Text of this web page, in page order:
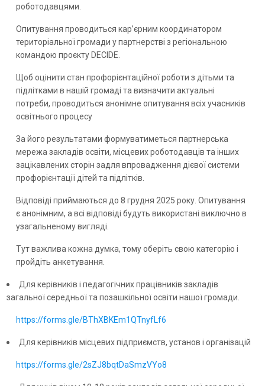
роботодавцями.
Опитування проводиться кар’єрним координатором
територіальної громади у партнерстві з регіональною
командою проєкту DECIDE.
Щоб оцінити стан профорієнтаційної роботи з дітьми та
підлітками в нашій громаді та визначити актуальні
потреби, проводиться анонімне опитування всіх учасників
освітнього процесу
За його результатами формуватиметься партнерська
мережа закладів освіти, місцевих роботодавців та інших
зацікавлених сторін задля впровадження дієвої системи
профорієнтації дітей та підлітків.
Відповіді приймаються до 8 грудня 2025 року. Опитування
є анонімним, а всі відповіді будуть використані виключно в
узагальненому вигляді.
Тут важлива кожна думка, тому оберіть свою категорію і
пройдіть анкетування.
Для керівників і педагогічних працівників закладів
загальної середньої та позашкільної освіти нашої громади.
https://forms.gle/BThXBKEm1QTnyfLf6
Для керівників місцевих підприємств, установ і організацій
https://forms.gle/2sZJ8bqtDaSmzVYo8